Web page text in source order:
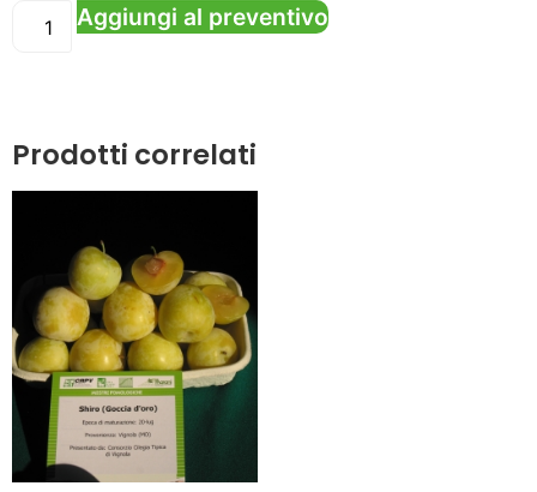
Aggiungi al preventivo
Prodotti correlati